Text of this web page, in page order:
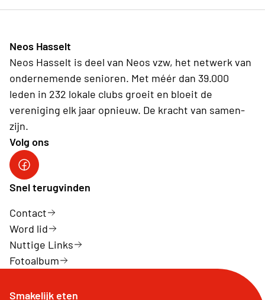
Neos Hasselt
Neos Hasselt is deel van Neos vzw, het netwerk van
ondernemende senioren. Met méér dan 39.000
leden in 232 lokale clubs groeit en bloeit de
vereniging elk jaar opnieuw. De kracht van samen-
zijn.
Volg ons
Neos Hasselt
Snel terugvinden
Contact
Word lid
Nuttige Links
Fotoalbum
Smakelijk eten